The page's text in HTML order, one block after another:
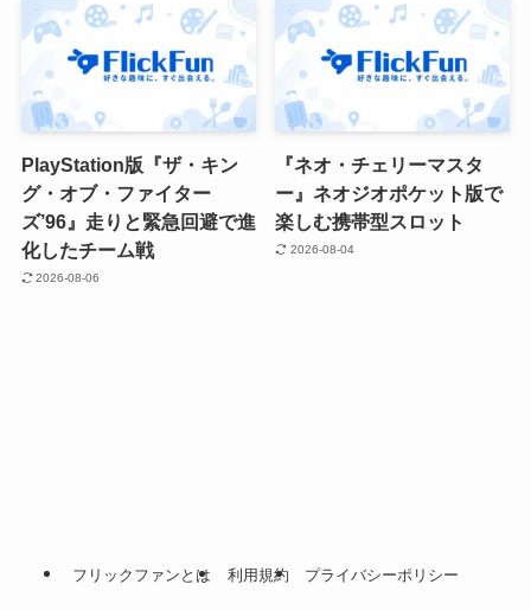
PlayStation版『ザ・キン
グ・オブ・ファイター
ズ’96』走りと緊急回避で進
化したチーム戦
2026-08-06
『ネオ・チェリーマスタ
ー』ネオジオポケット版で
楽しむ携帯型スロット
2026-08-04
フリックファンとは 利用規約 プライバシーポリシー